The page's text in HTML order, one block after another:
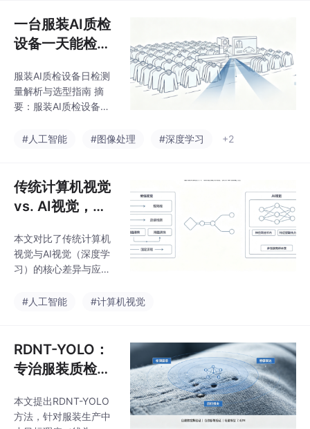
时复杂缺陷检出率比纯
传统方
一台服装AI质检
设备一天能检测
服装AI质检设备日检测
量解析与选型指南 摘
要：服装AI质检设备的
响，包括硬件配置（相
数量）、服装品类及生
产流程等。主流设备可
分为三类：高速基础型
测简单缺陷）、标准全
检型（日检3500-8000
件，覆盖10+项缺陷）
500-4000件，用于精
E），
#人工智能 #图像处理 #深度学习 +2
传统计算机视觉
vs. AI视觉，如
本文对比了传统计算机
视觉与AI视觉（深度学
习）的核心差异与应用
工特征提取，适合规则
识别、工业测量）；而
AI视觉通过自动学习特
征，在复杂问题（如人
析）中表现更优，但需
要大量数据和计算资
#人工智能 #计算机视觉
RDNT-YOLO：
专治服装质检中
——线头、针
本文提出RDNT-YOLO
方法，针对服装生产中